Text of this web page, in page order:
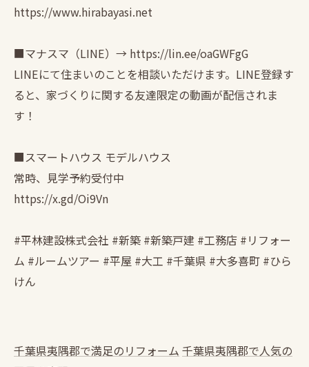
https://www.hirabayasi.net
■マナスマ（LINE）→ https://lin.ee/oaGWFgG
LINEにて住まいのことを相談いただけます。LINE登録す
ると、家づくりに関する友達限定の動画が配信されま
す！
■スマートハウス モデルハウス
常時、見学予約受付中
https://x.gd/Oi9Vn
#平林建設株式会社 #新築 #新築戸建 #工務店 #リフォー
ム #ルームツアー #平屋 #大工 #千葉県 #大多喜町 #ひら
けん
千葉県夷隅郡で満足のリフォーム 千葉県夷隅郡で人気の